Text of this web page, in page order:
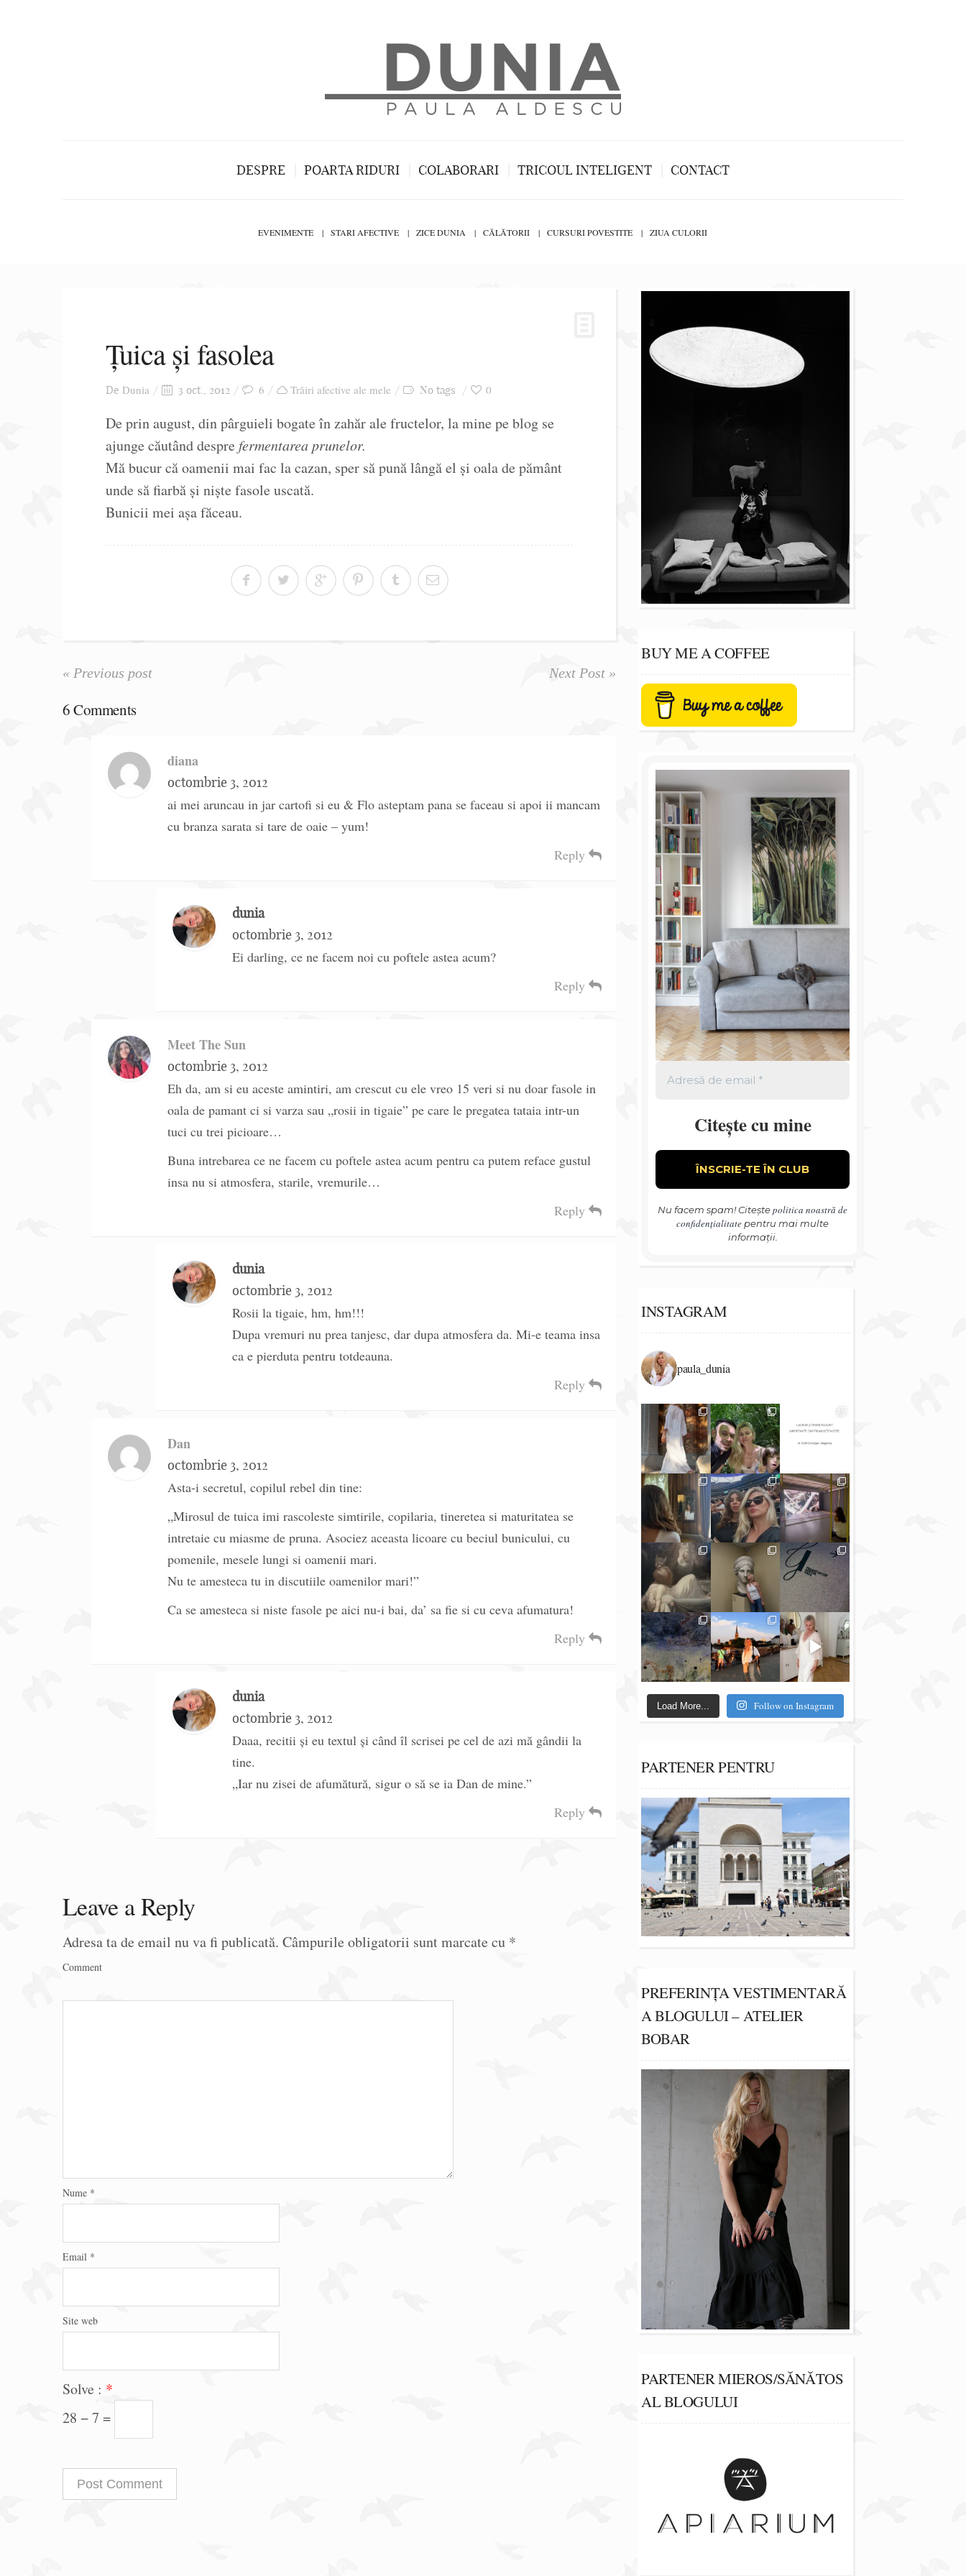
DESPRE POARTA RIDURI COLABORARI TRICOUL INTELIGENT CONTACT
EVENIMENTE STARI AFECTIVE ZICE DUNIA CĂLĂTORII CURSURI POVESTITE ZIUA CULORII
Țuica și fasolea
De Dunia 3 oct., 2012 6 Trăiri afective ale mele No tags 0
De prin august, din pârguieli bogate în zahăr ale fructelor, la mine pe blog se
ajunge căutând despre fermentarea prunelor.
Mă bucur că oamenii mai fac la cazan, sper să pună lângă el și oala de pământ
unde să fiarbă și niște fasole uscată.
Bunicii mei așa făceau.
« Previous post Next Post »
6 Comments
diana
octombrie 3, 2012
ai mei aruncau in jar cartofi si eu & Flo asteptam pana se faceau si apoi ii mancam
cu branza sarata si tare de oaie – yum!
Reply
dunia
octombrie 3, 2012
Ei darling, ce ne facem noi cu poftele astea acum?
Reply
Meet The Sun
octombrie 3, 2012
Eh da, am si eu aceste amintiri, am crescut cu ele vreo 15 veri si nu doar fasole in
oala de pamant ci si varza sau „rosii in tigaie” pe care le pregatea tataia intr-un
tuci cu trei picioare…
Buna intrebarea ce ne facem cu poftele astea acum pentru ca putem reface gustul
insa nu si atmosfera, starile, vremurile…
Reply
dunia
octombrie 3, 2012
Rosii la tigaie, hm, hm!!!
Dupa vremuri nu prea tanjesc, dar dupa atmosfera da. Mi-e teama insa
ca e pierduta pentru totdeauna.
Reply
Dan
octombrie 3, 2012
Asta-i secretul, copilul rebel din tine:
„Mirosul de tuica imi rascoleste simtirile, copilaria, tineretea si maturitatea se
intretaie cu miasme de pruna. Asociez aceasta licoare cu beciul bunicului, cu
pomenile, mesele lungi si oamenii mari.
Nu te amesteca tu in discutiile oamenilor mari!”
Ca se amesteca si niste fasole pe aici nu-i bai, da’ sa fie si cu ceva afumatura!
Reply
dunia
octombrie 3, 2012
Daaa, recitii și eu textul și când îl scrisei pe cel de azi mă gândii la
tine.
„Iar nu zisei de afumătură, sigur o să se ia Dan de mine.”
Reply
Leave a Reply
Adresa ta de email nu va fi publicată. Câmpurile obligatorii sunt marcate cu *
Comment
Nume *
Email *
Site web
Solve : *
28 − 7 =
BUY ME A COFFEE
Citește cu mine
Nu facem spam! Citeștepolitica noastră de
confidențialitate pentru mai multe
informații.
INSTAGRAM
paula_dunia
Load More... Follow on Instagram
PARTENER PENTRU
PREFERINȚA VESTIMENTARĂ
A BLOGULUI – ATELIER
BOBAR
PARTENER MIEROS/SĂNĂTOS
AL BLOGULUI